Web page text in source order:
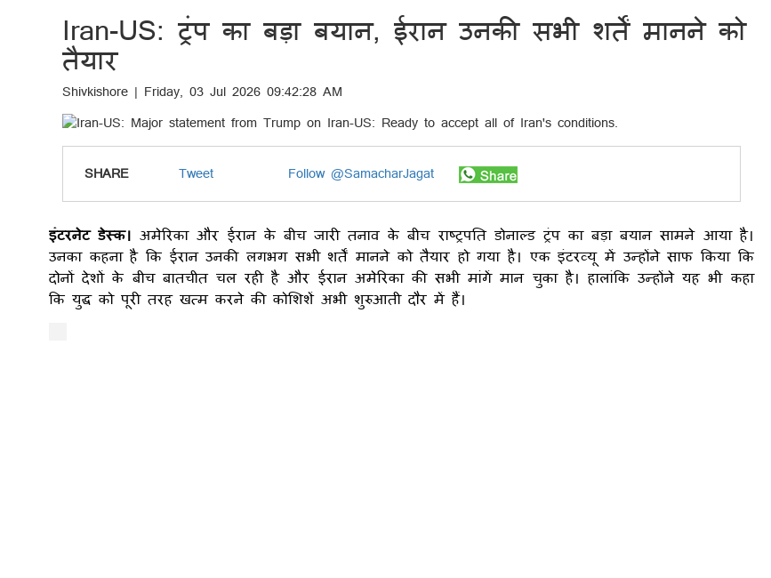
Iran-US: ट्रंप का बड़ा बयान, ईरान उनकी सभी शर्तें मानने को
तैयार
Shivkishore | Friday, 03 Jul 2026 09:42:28 AM
SHARE Tweet Follow @SamacharJagat
इंटरनेट डेस्क।अमेरिका और ईरान के बीच जारी तनाव के बीच राष्ट्रपति डोनाल्ड ट्रंप का बड़ा बयान सामने आया है।
उनका कहना है कि ईरान उनकी लगभग सभी शर्तें मानने को तैयार हो गया है। एक इंटरव्यू में उन्होंने साफ किया कि
दोनों देशों के बीच बातचीत चल रही है और ईरान अमेरिका की सभी मांगें मान चुका है। हालांकि उन्होंने यह भी कहा
कि युद्ध को पूरी तरह खत्म करने की कोशिशें अभी शुरुआती दौर में हैं।